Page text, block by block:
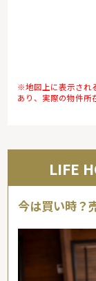
※地図上に表示され
あり、実際の物件所
LIFE
今は買い時？